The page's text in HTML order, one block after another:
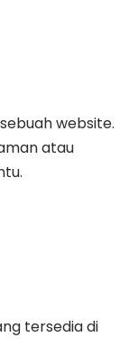
website.
atau
tersedia di